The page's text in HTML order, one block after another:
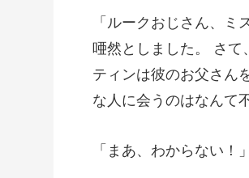
。 さて
ティンは彼のお父さん
、わか